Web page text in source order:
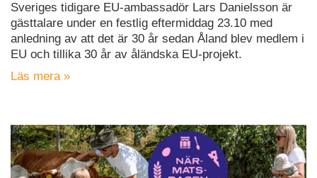
Sveriges tidigare EU-ambassadör Lars Danielsson är
gästtalare under en festlig eftermiddag 23.10 med
anledning av att det är 30 år sedan Åland blev medlem i
EU och tillika 30 år av åländska EU-projekt.
Läs mera »